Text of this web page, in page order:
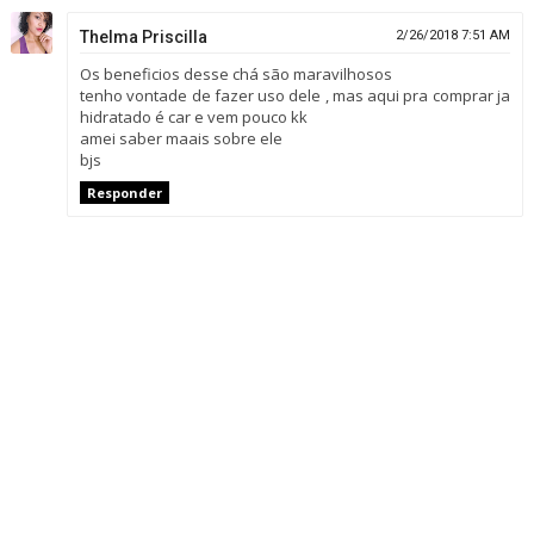
Thelma Priscilla 2/26/2018 7:51 AM
Os beneficios desse chá são maravilhosos
tenho vontade de fazer uso dele , mas aqui pra comprar ja
hidratado é car e vem pouco kk
amei saber maais sobre ele
bjs
Responder